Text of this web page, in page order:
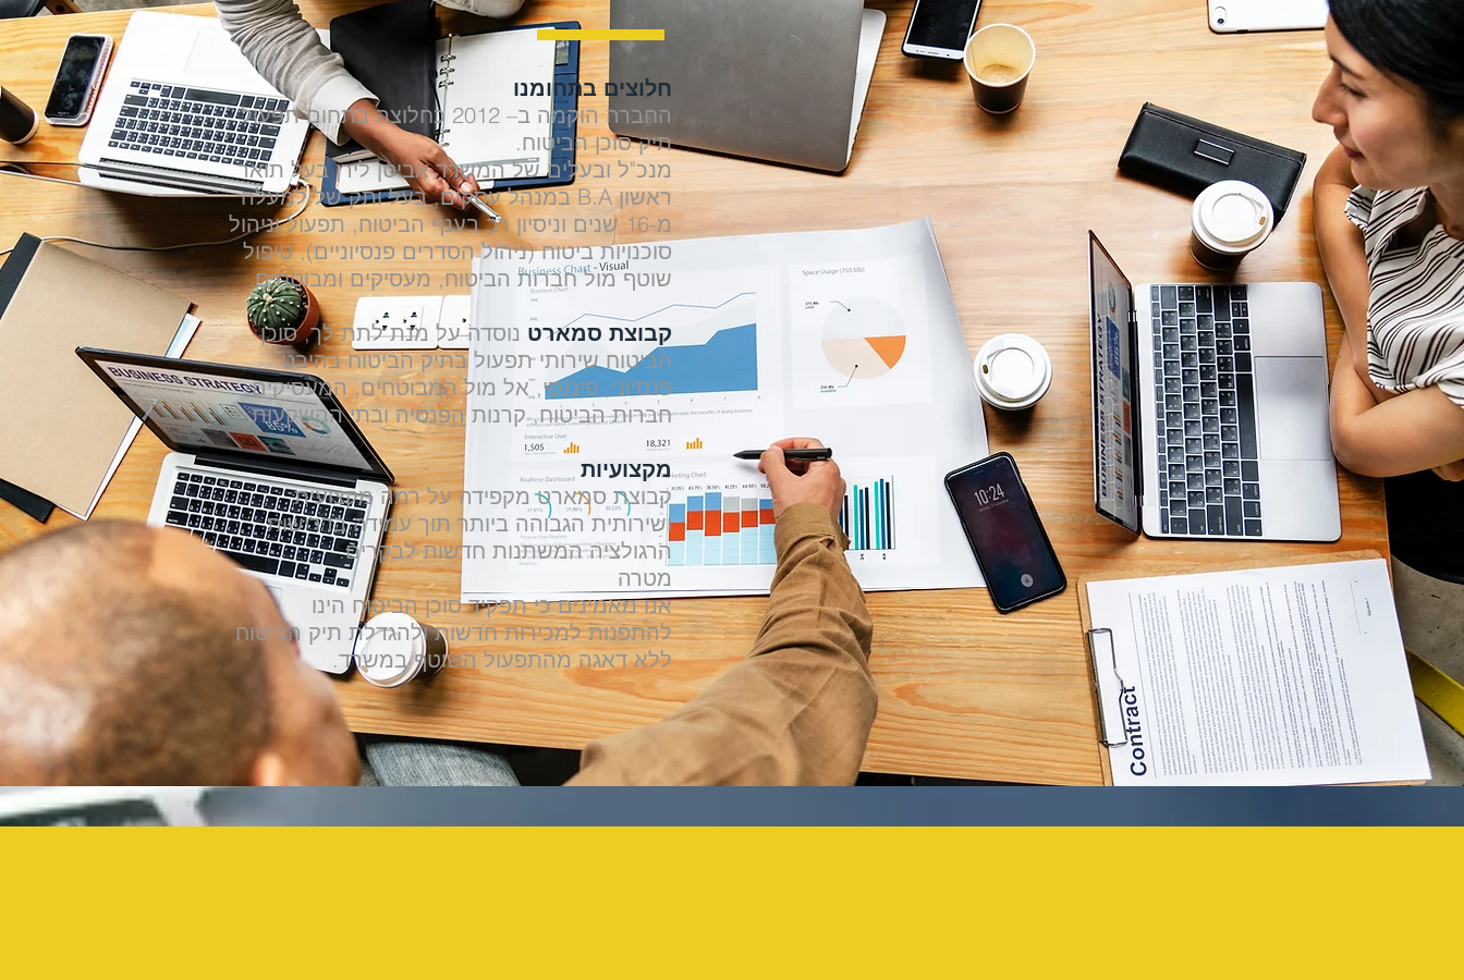
חלוצים בתחומנו
החברה הוקמה ב– 2012 כחלוצה בתחום תפעול
תיק סוכן הביטוח.
מנכ"ל ובעלים של המשרד אביטן לירן בעל תואר
ראשון B.A במנהל עסקים, בעל ותק של למעלה
מ-16 שנים וניסיון רב בענף הביטוח, תפעול וניהול
סוכנויות ביטוח (ניהול הסדרים פנסיוניים), טיפול
שוטף מול חברות הביטוח, מעסיקים ומבוטחים.
קבוצת סמארט נוסדה על מנת לתת לך, סוכן
הביטוח שירותי תפעול בתיק הביטוח בהיבט
פנסיוני, פיננסי, אל מול המבוטחים, המעסיקים,
חברות הביטוח, קרנות הפנסיה ובתי ההשקעות.
מקצועיות
קבוצת סמארט מקפידה על רמה מקצועית
ושירותית הגבוהה ביותר תוך עמידה בדרישות
הרגולציה המשתנות חדשות לבקרים.
מטרה
אנו מאמינים כי תפקיד סוכן הביטוח הינו
להתפנות למכירות חדשות ולהגדלת תיק הביטוח
ללא דאגה מהתפעול השוטף במשרד.